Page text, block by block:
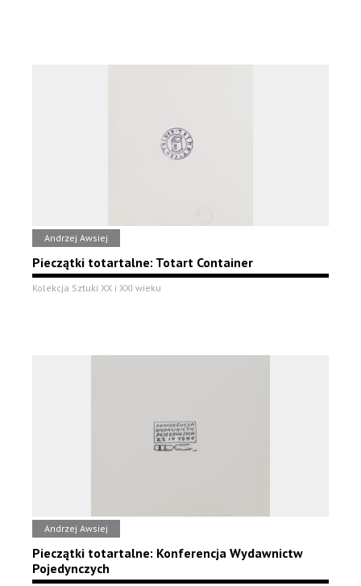
Andrzej Awsiej
Pieczątki totartalne: Totart Container
Kolekcja Sztuki XX i XXI wieku
Andrzej Awsiej
Pieczątki totartalne: Konferencja Wydawnictw
Pojedynczych